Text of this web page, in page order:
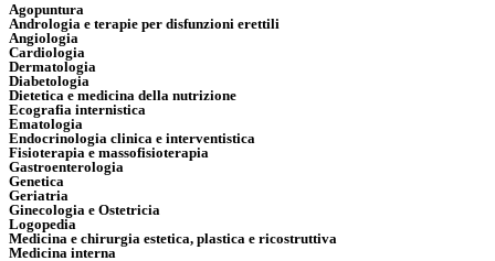
Agopuntura
Andrologia e terapie per disfunzioni erettili
Angiologia
Cardiologia
Dermatologia
Diabetologia
Dietetica e medicina della nutrizione
Ecografia internistica
Ematologia
Endocrinologia clinica e interventistica
Fisioterapia e massofisioterapia
Gastroenterologia
Genetica
Geriatria
Ginecologia e Ostetricia
Logopedia
Medicina e chirurgia estetica, plastica e ricostruttiva
Medicina interna